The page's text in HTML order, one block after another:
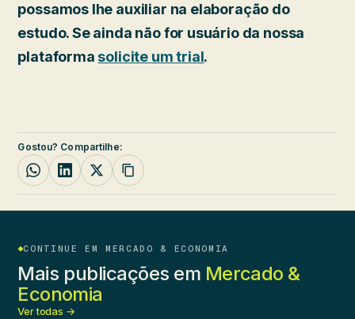
possamos lhe auxiliar na elaboração do
estudo. Se ainda não for usuário da nossa
plataformasolicite um trial.
Gostou? Compartilhe:
CONTINUE EM MERCADO & ECONOMIA
Mais publicações em Mercado &
Economia
Ver todas →